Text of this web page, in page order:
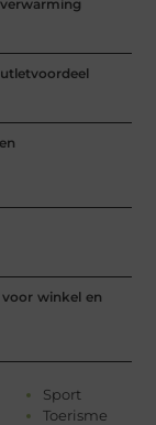
Sport
Toerisme
winkel en